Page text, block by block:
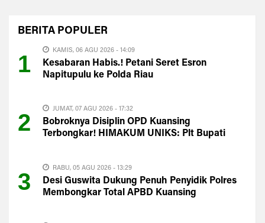
BERITA POPULER
1
KAMIS, 06 AGU 2026 - 14:09
Kesabaran Habis.! Petani Seret Esron
Napitupulu ke Polda Riau
2
JUMAT, 07 AGU 2026 - 17:32
Bobroknya Disiplin OPD Kuansing
Terbongkar! HIMAKUM UNIKS: Plt Bupati
3
RABU, 05 AGU 2026 - 13:29
Desi Guswita Dukung Penuh Penyidik Polres
Membongkar Total APBD Kuansing